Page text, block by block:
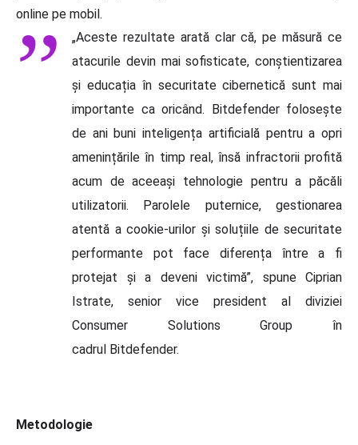
online pe mobil.
„Aceste rezultate arată clar că, pe măsură ce
atacurile devin mai sofisticate, conștientizarea
și educația în securitate cibernetică sunt mai
importante ca oricând. Bitdefender folosește
de ani buni inteligența artificială pentru a opri
amenințările în timp real, însă infractorii profită
acum de aceeași tehnologie pentru a păcăli
utilizatorii. Parolele puternice, gestionarea
atentă a cookie-urilor și soluțiile de securitate
performante pot face diferența între a fi
protejat și a deveni victimă”, spune Ciprian
Istrate, senior vice president al diviziei
Consumer Solutions Group în
cadrul Bitdefender.
Metodologie